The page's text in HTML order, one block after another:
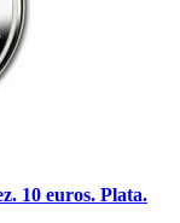
10 euros. Plata.